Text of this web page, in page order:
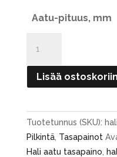
Aatu-pituus, mm
Aatu
tasapaino
AXOR
50
mm
määrä
Lisää ostoskoriin
Tuotetunnus (SKU):
Pilkintä, Tasapainot
Hali aatu tasapaino